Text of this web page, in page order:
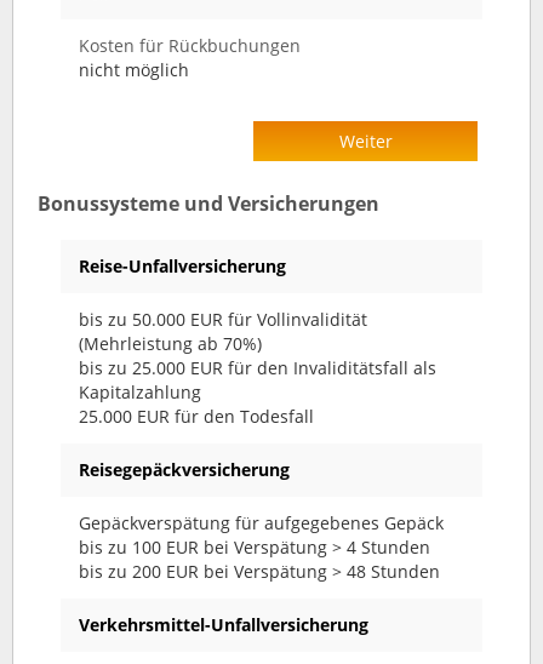
Kosten für Rückbuchungen
nicht möglich
Weiter
Bonussysteme und Versicherungen
Reise-Unfallversicherung
bis zu 50.000 EUR für Vollinvalidität
(Mehrleistung ab 70%)
bis zu 25.000 EUR für den Invaliditätsfall als
Kapitalzahlung
25.000 EUR für den Todesfall
Reisegepäckversicherung
Gepäckverspätung für aufgegebenes Gepäck
bis zu 100 EUR bei Verspätung > 4 Stunden
bis zu 200 EUR bei Verspätung > 48 Stunden
Verkehrsmittel-Unfallversicherung